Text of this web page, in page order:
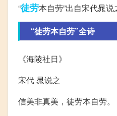
“徒劳本自劳”出自宋代晁说
“徒劳本自劳”全诗
《海陵社日》
宋代 晁说之
信美非真美，徒劳本自劳。